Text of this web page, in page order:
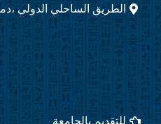
الطريق الساحلي الدولي
للتقديم بالجامعة